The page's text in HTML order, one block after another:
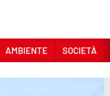
AMBIENTE SOCIETÀ